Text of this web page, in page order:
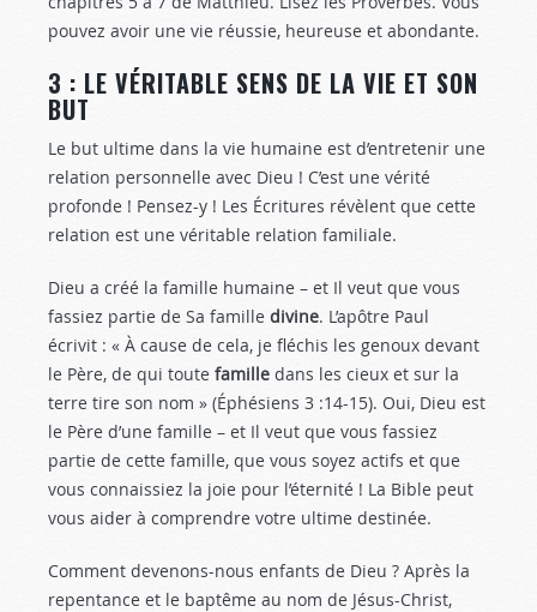
pouvez avoir une vie réussie, heureuse et abondante.
3 : LE VÉRITABLE SENS DE LA VIE ET SON
BUT
Le but ultime dans la vie humaine est d’entretenir une
relation personnelle avec Dieu ! C’est une vérité
profonde ! Pensez-y ! Les Écritures révèlent que cette
relation est une véritable relation familiale.
Dieu a créé la famille humaine – et Il veut que vous
fassiez partie de Sa famille divine. L’apôtre Paul
écrivit : « À cause de cela, je fléchis les genoux devant
le Père, de qui toute famille dans les cieux et sur la
terre tire son nom » (Éphésiens 3 :14-15). Oui, Dieu est
le Père d’une famille – et Il veut que vous fassiez
partie de cette famille, que vous soyez actifs et que
vous connaissiez la joie pour l’éternité ! La Bible peut
vous aider à comprendre votre ultime destinée.
Comment devenons-nous enfants de Dieu ? Après la
repentance et le baptême au nom de Jésus-Christ,